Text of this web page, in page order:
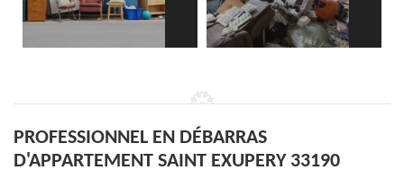
PROFESSIONNEL EN DÉBARRAS
D'APPARTEMENT SAINT EXUPERY 33190